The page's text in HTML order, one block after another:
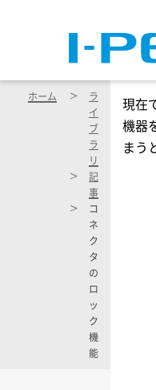
ホーム
ラ
イ
ブ
ラ
リ
記
事
コ
ネ
ク
タ
の
ロ
ッ
ク
機
能
現在
機器
まう